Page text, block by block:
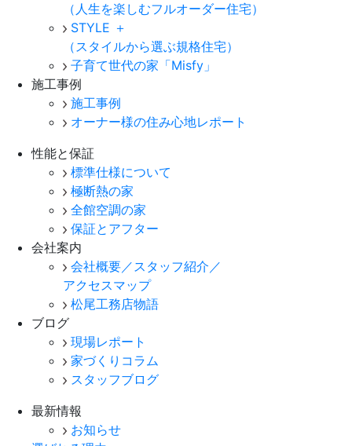
（人生を楽しむフルオーダー住宅）
STYLE ＋
（スタイルから選ぶ規格住宅）
子育て世代の家「Misfy」
施工事例
施工事例
オーナー様の住み心地レポート
性能と保証
標準仕様について
極断熱の家
全館空調の家
保証とアフター
会社案内
会社概要／スタッフ紹介／
アクセスマップ
松尾工務店物語
ブログ
現場レポート
家づくりコラム
スタッフブログ
最新情報
お知らせ